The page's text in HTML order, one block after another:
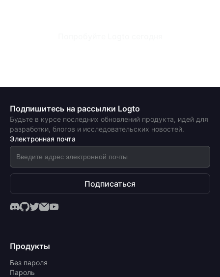
Подпишитесь на рассылки Logto
Будьте в курсе последних обновлений продукта, идей для
разработки, блогов и исследовательских новостей.
Электронная почта
Подписаться
Продукты
Без пароля
Пароль